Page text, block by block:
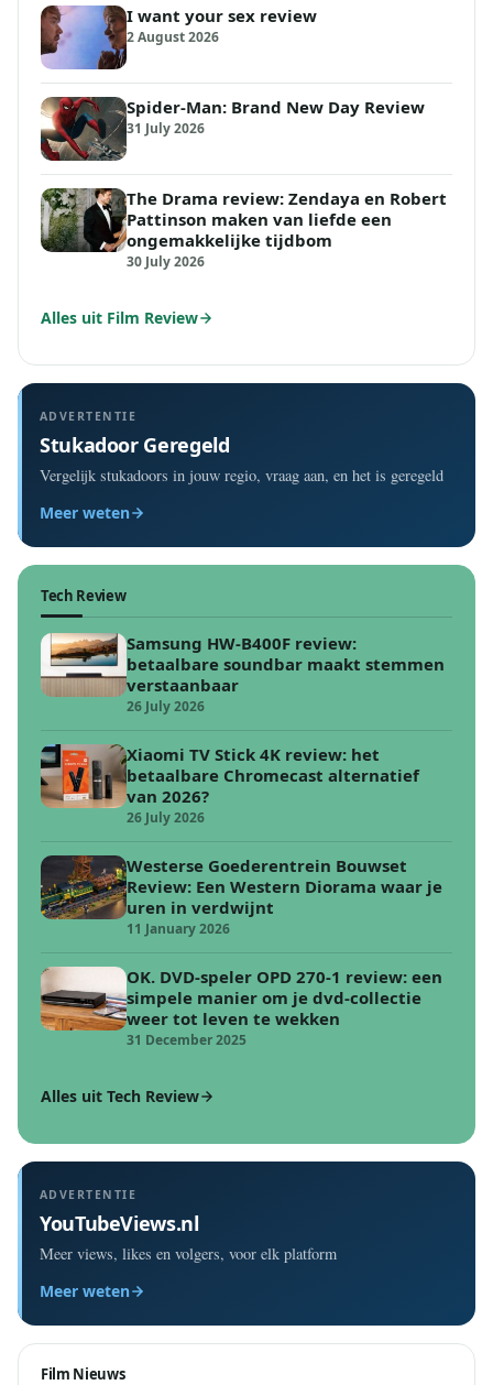
I want your sex review
2 August 2026
Spider-Man: Brand New Day Review
31 July 2026
The Drama review: Zendaya en Robert
Pattinson maken van liefde een
ongemakkelijke tijdbom
30 July 2026
Alles uit Film Review
ADVERTENTIE
Stukadoor Geregeld
Vergelijk stukadoors in jouw regio, vraag aan, en het is geregeld
Meer weten
Tech Review
Samsung HW-B400F review:
betaalbare soundbar maakt stemmen
verstaanbaar
26 July 2026
Xiaomi TV Stick 4K review: het
betaalbare Chromecast alternatief
van 2026?
26 July 2026
Westerse Goederentrein Bouwset
Review: Een Western Diorama waar je
uren in verdwijnt
11 January 2026
OK. DVD-speler OPD 270-1 review: een
simpele manier om je dvd-collectie
weer tot leven te wekken
31 December 2025
Alles uit Tech Review
ADVERTENTIE
YouTubeViews.nl
Meer views, likes en volgers, voor elk platform
Meer weten
Film Nieuws